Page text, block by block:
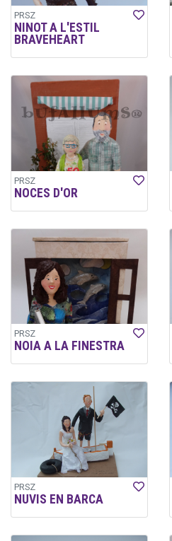
PRSZ
NINOT A L'ESTIL
BRAVEHEART
PRSZ
NOCES D'OR
PRSZ
NOIA A LA FINESTRA
PRSZ
NUVIS EN BARCA